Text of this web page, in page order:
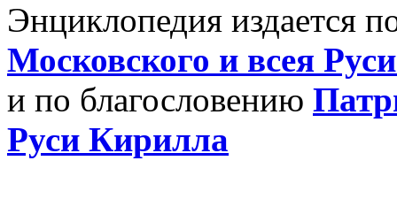
Энциклопедия издается
Московского и всея
и по благословению
Руси Кирилла